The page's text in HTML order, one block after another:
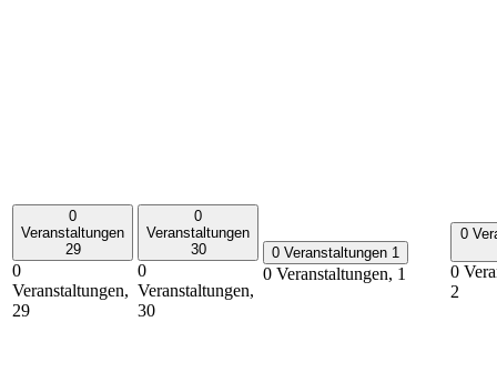
0
Veranstaltungen
29
0
Veranstaltungen,
29
0
Veranstaltungen
30
0
Veranstaltungen,
30
0 Veranstaltungen 1
0 Veranstaltungen, 1
0
0
2